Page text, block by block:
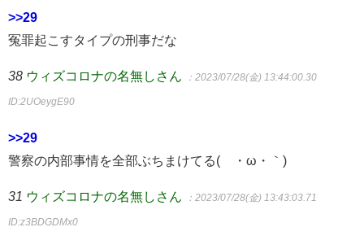
>>29
冤罪起こすタイプの刑事だな
38 ウィズコロナの名無しさん ：2023/07/28(金) 13:44:00.30
ID:2UOeygE90
>>29
警察の内部事情を全部ぶちまけてる(´・ω・｀)
31 ウィズコロナの名無しさん ：2023/07/28(金) 13:43:03.71
ID:z3BDGDMx0